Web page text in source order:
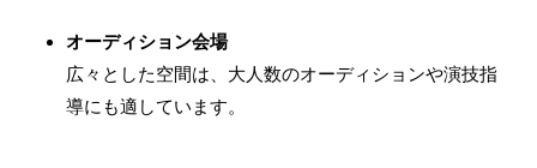
オーディション会場
広々とした空間は、大人数のオーディションや演技指
導にも適しています。